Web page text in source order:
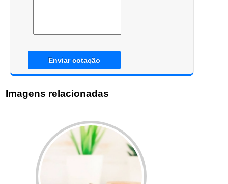
Enviar cotação
Imagens relacionadas